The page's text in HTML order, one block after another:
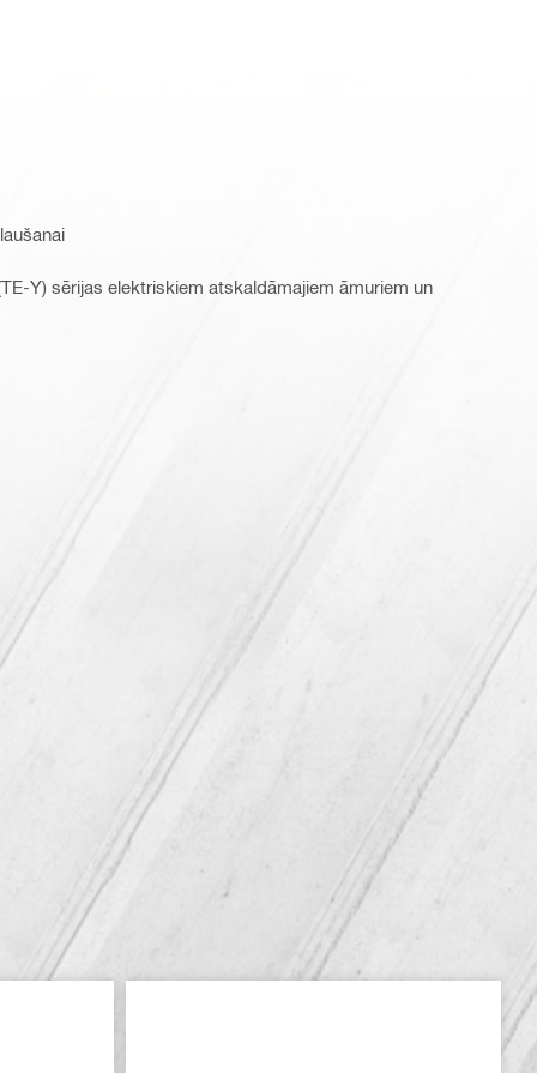
Y) sērijas elektriskiem atskaldāmajiem āmuriem un